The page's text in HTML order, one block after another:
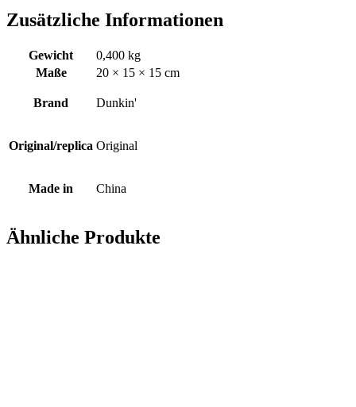
Zusätzliche Informationen
Gewicht
0,400 kg
Maße
20 × 15 × 15 cm
Brand Dunkin'
Original/replica Original
Made in China
Ähnliche Produkte